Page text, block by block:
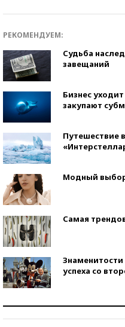
РЕКОМЕНДУЕМ:
Судьба
завещаний
Бизнес
закупают
Путешествие
Модный
Самая
успеха со